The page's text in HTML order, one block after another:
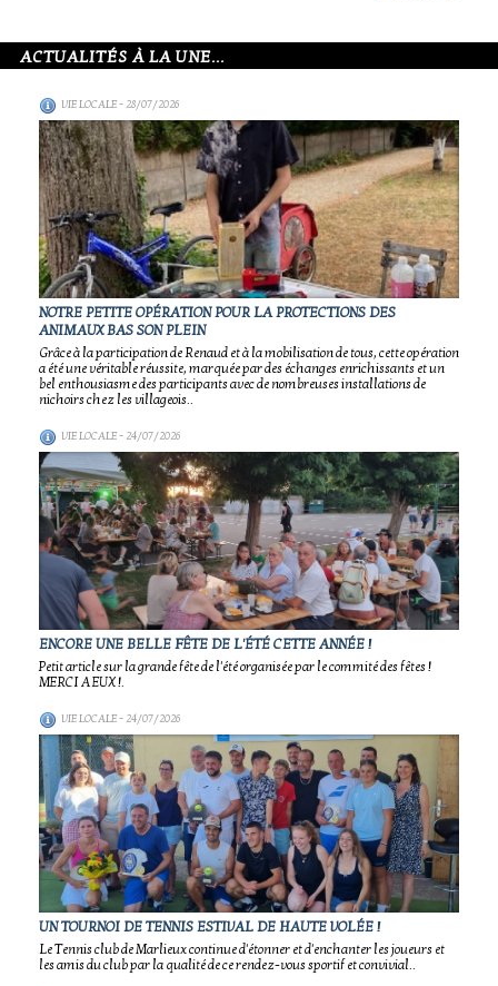
ACTUALITÉS À LA UNE...
VIE LOCALE- 28/07/2026
NOTRE PETITE OPÉRATION POUR LA PROTECTIONS DES
ANIMAUX BAS SON PLEIN
Grâce à la participation de Renaud et à la mobilisation de tous, cette opération
a été une véritable réussite, marquée par des échanges enrichissants et un
bel enthousiasme des participants avec de nombreuses installations de
nichoirs chez les villageois..
VIE LOCALE- 24/07/2026
ENCORE UNE BELLE FÊTE DE L'ÉTÉ CETTE ANNÉE !
Petit article sur la grande fête de l'été organisée par le commité des fêtes !
MERCI A EUX !.
VIE LOCALE- 24/07/2026
UN TOURNOI DE TENNIS ESTIVAL DE HAUTE VOLÉE !
Le Tennis club de Marlieux continue d'étonner et d'enchanter les joueurs et
les amis du club par la qualité de ce rendez-vous sportif et convivial..